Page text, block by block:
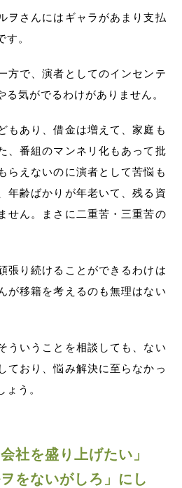
ヲさんにはギャラがあまり支払
す。
方で、演者としてのインセンテ
る気がでるわけがありません。
もあり、借金は増えて、家庭も
、番組のマンネリ化もあって批
らえないのに演者として苦悩も
年齢ばかりが年老いて、残る資
せん。まさに二重苦・三重苦の
張り続けることができるわけは
が移籍を考えるのも無理はない
ういうことを相談しても、ない
ており、悩み解決に至らなかっ
ょう。
社を盛り上げたい」
をないがしろ」にし